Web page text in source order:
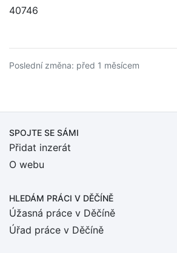
40746
Poslední změna: před 1 měsícem
SPOJTE SE SÁMI
Přidat inzerát
O webu
HLEDÁM PRÁCI V DĚČÍNĚ
Úžasná práce v Děčíně
Úřad práce v Děčíně